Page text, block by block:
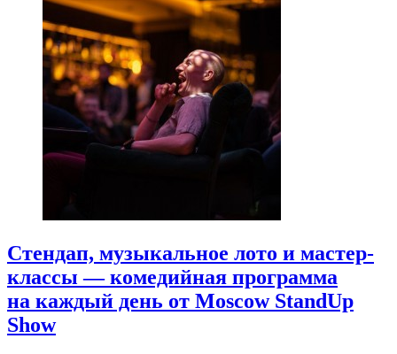
Стендап, музыкальное лото и мастер-
классы — комедийная программа
на каждый день от Moscow StandUp
Show